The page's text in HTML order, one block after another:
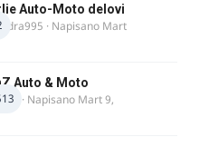
Auto-Moto delovi
· Napisano Mart
Auto & Moto
· Napisano Mart 9,